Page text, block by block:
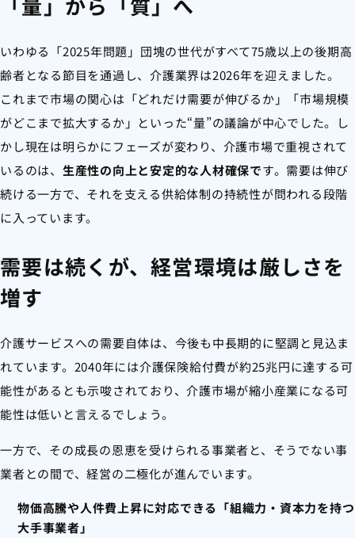
いわゆる「2025年問題」団塊の世代がすべて75歳以上の後期高
齢者となる節目を通過し、介護業界は2026年を迎えました。
これまで市場の関心は「どれだけ需要が伸びるか」「市場規模
がどこまで拡大するか」といった“量”の議論が中心でした。し
かし現在は明らかにフェーズが変わり、介護市場で重視されて
いるのは、 生産性の向上と安定的な人材確保です。需要は伸び
続ける一方で、それを支える供給体制の持続性が問われる段階
に入っています。
需要は続くが、経営環境は厳しさを
増す
介護サービスへの需要自体は、今後も中長期的に堅調と見込ま
れています。2040年には介護保険給付費が約25兆円に達する可
能性があるとも示唆されており、介護市場が縮小産業になる可
能性は低いと言えるでしょう。
一方で、その成長の恩恵を受けられる事業者と、そうでない事
業者との間で、経営の二極化が進んでいます。
物価高騰や人件費上昇に対応できる「組織力・資本力を持つ
大手事業者」